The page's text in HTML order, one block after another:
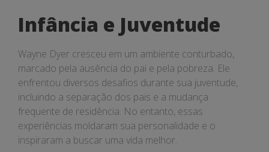
Infância e Juventude
Wayne Dyer cresceu em um ambiente conturbado,
marcado pela ausência do pai e pela pobreza. Ele
enfrentou diversos desafios durante sua juventude,
incluindo a separação dos pais e a mudança
frequente de residência. No entanto, essas
experiências moldaram sua personalidade e o
inspiraram a buscar uma vida melhor.